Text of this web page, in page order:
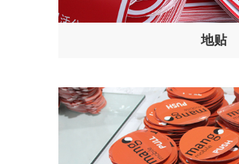
地贴